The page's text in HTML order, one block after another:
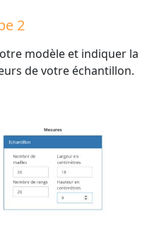
2
modèle et indiquer la
de votre échantillon.